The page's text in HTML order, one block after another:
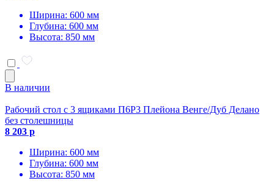
Ширина: 600 мм
Глубина: 600 мм
Высота: 850 мм
В наличии
Рабочий стол с 3 ящиками П6Р3 Плейона Венге/Дуб Делано
без столешницы
8 203 р
Ширина: 600 мм
Глубина: 600 мм
Высота: 850 мм